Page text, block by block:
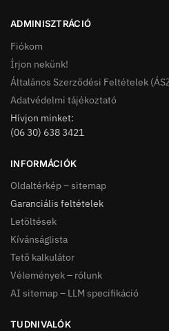
ADMINISZTRÁCIÓ
Fiókom
Írjon nekünk!
Általános Szerződési Feltételek
Adatvédelmi tájékoztató
Hívjon minket:
(06 30) 638 3421
INFORMÁCIÓK
Oldaltérkép – sitemap
Garanciális feltételek
Letöltések
Kívánságlista
Tető kalkulátor
Vélemények – rólunk
AI sitemap – LLM specifikáció
TUDNIVALÓK